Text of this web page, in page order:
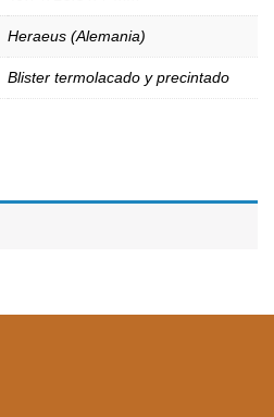
Heraeus (Alemania)
Blister termolacado y precintado